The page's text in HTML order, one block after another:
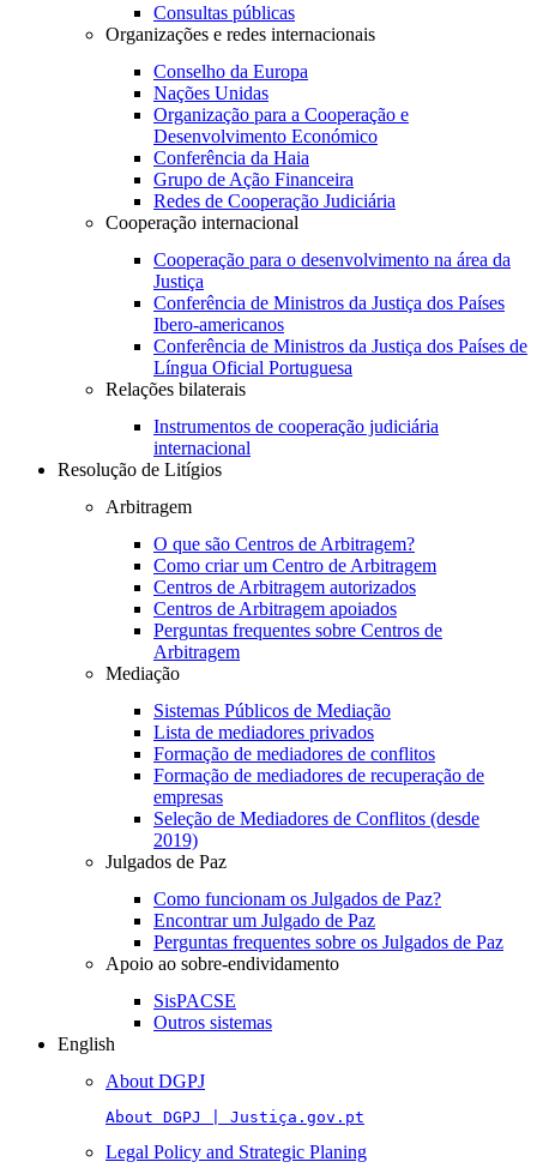
Consultas públicas
Organizações e redes internacionais
Conselho da Europa
Nações Unidas
Organização para a Cooperação e
Desenvolvimento Económico
Conferência da Haia
Grupo de Ação Financeira
Redes de Cooperação Judiciária
Cooperação internacional
Cooperação para o desenvolvimento na área da
Justiça
Conferência de Ministros da Justiça dos Países
Ibero-americanos
Conferência de Ministros da Justiça dos Países de
Língua Oficial Portuguesa
Relações bilaterais
Instrumentos de cooperação judiciária
internacional
Resolução de Litígios
Arbitragem
O que são Centros de Arbitragem?
Como criar um Centro de Arbitragem
Centros de Arbitragem autorizados
Centros de Arbitragem apoiados
Perguntas frequentes sobre Centros de
Arbitragem
Mediação
Sistemas Públicos de Mediação
Lista de mediadores privados
Formação de mediadores de conflitos
Formação de mediadores de recuperação de
empresas
Seleção de Mediadores de Conflitos (desde
2019)
Julgados de Paz
Como funcionam os Julgados de Paz?
Encontrar um Julgado de Paz
Perguntas frequentes sobre os Julgados de Paz
Apoio ao sobre-endividamento
SisPACSE
Outros sistemas
English
About DGPJ
About DGPJ | Justiça.gov.pt
Legal Policy and Strategic Planing